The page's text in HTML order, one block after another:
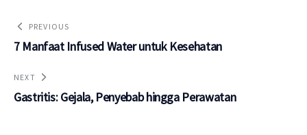
PREVIOUS
7 Manfaat Infused Water untuk Kesehatan
NEXT
Gastritis: Gejala, Penyebab hingga Perawatan